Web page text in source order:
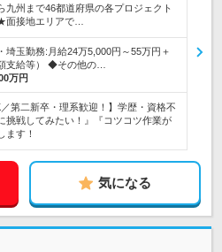
九州まで46都道府県の各プロジェクト
面接地エリアで…
玉勤務:月給24万5,000円～55万円＋
支給等） ◆その他の…
万円
／第二新卒・理系歓迎！】学歴・資格不
挑戦してみたい！』『コツコツ作業が
ます！
気になる